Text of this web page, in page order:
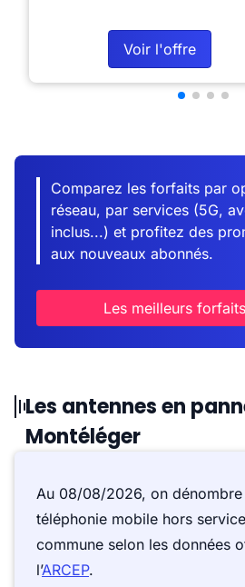
Voir l'offre
Comparez les forfaits par
réseau, par services (5G,
inclus...) et profitez des
aux nouveaux abonnés.
Les meilleurs
Les antennes en
Montéléger
Au 08/08/2026, on dénombre
téléphonie mobile hors
commune selon les données
l’ARCEP.